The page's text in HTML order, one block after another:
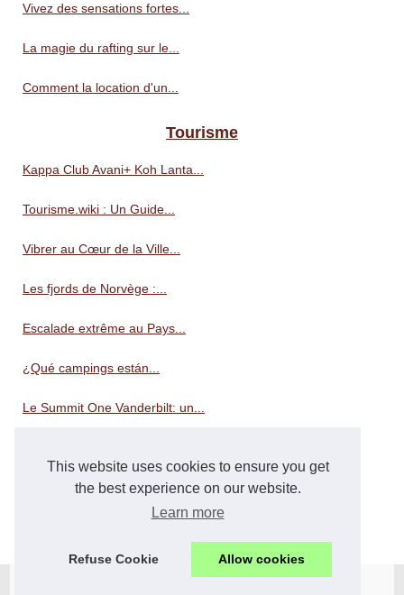
This website uses cookies to ensure you get
the best experience on our website.
Learn more
Refuse Cookie Allow cookies
Vivez des sensations fortes...
La magie du rafting sur le...
Comment la location d'un...
Tourisme
Kappa Club Avani+ Koh Lanta...
Tourisme.wiki : Un Guide...
Vibrer au Cœur de la Ville...
Les fjords de Norvège :...
Escalade extrême au Pays...
¿Qué campings están...
Le Summit One Vanderbilt: un...
Explorando las opciones de...